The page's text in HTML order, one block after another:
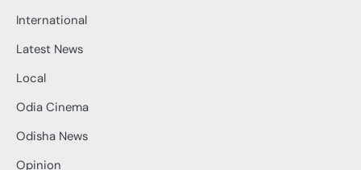
International
Latest News
Local
Odia Cinema
Odisha News
Opinion